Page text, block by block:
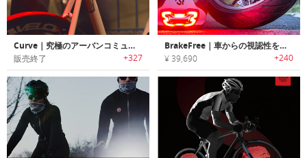
Curve｜究極のアーバンコミューター向けリアライト「カーブ」
販売終了 +327
BrakeFree｜車からの視認性を高めるヘルメット用ブレーキライト「ブレーキフリー」
¥ 39,690 +240